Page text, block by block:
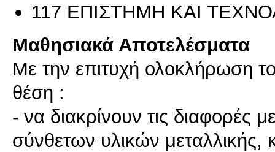
117 ΕΠΙΣΤΗΜΗ ΚΑΙ
Μαθησιακά Αποτελέσματα
Με την επιτυχή ολοκλήρωση
θέση :
- να διακρίνουν τις διαφορές
σύνθετων υλικών μεταλλικής,